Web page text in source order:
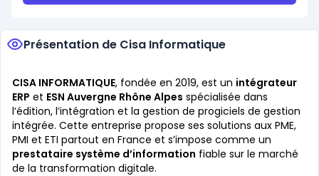
Présentation de Cisa Informatique
CISA INFORMATIQUE, fondée en 2019, est un intégrateur
ERP et ESN Auvergne Rhône Alpes spécialisée dans
l’édition, l’intégration et la gestion de progiciels de gestion
intégrée. Cette entreprise propose ses solutions aux PME,
PMI et ETI partout en France et s’impose comme un
prestataire système d’information fiable sur le marché
de la transformation digitale.